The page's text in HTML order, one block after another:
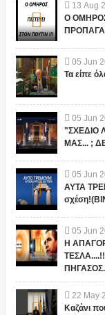
13 Aug
Ο
05 Jun
Τα είπε
05 Jun
"ΣΧΕΔΙΟ
ΜΑΣ... ;
05 Jun
ΑΥΤΑ
05 Jun
Η
22 May
Καζάνι